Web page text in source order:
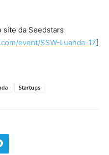
site da Seedstars
event/SSW-Luanda-17]​
Startups